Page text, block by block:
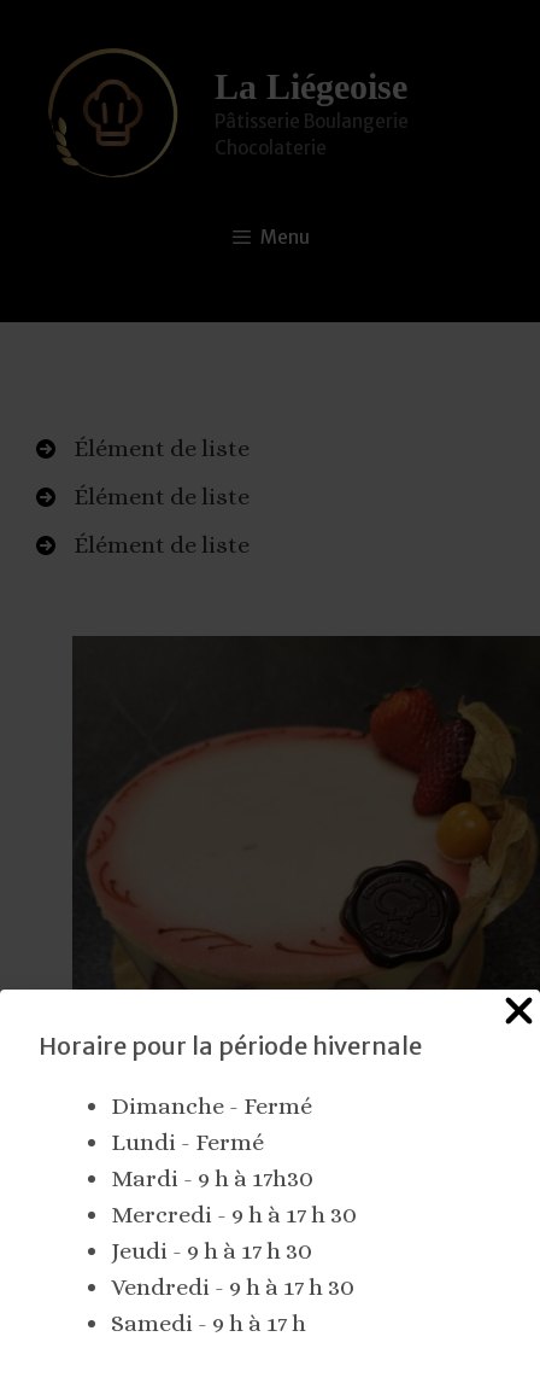
Horaire pour la période hivernale
Dimanche - Fermé
Lundi - Fermé
Mardi - 9 h à 17h30
Mercredi - 9 h à 17 h 30
Jeudi - 9 h à 17 h 30
Vendredi - 9 h à 17 h 30
Samedi - 9 h à 17 h
contenu
La Liégeoise
Pâtisserie Boulangerie
Chocolaterie
Menu
Élément de liste
Élément de liste
Élément de liste
Fraisier
Génoise vanille